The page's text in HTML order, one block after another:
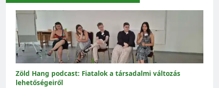
Zöld Hang podcast: Fiatalok a társadalmi változás
lehetőségeiről